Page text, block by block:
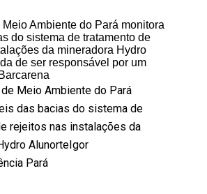
Meio Ambiente do Pará
das bacias do sistema de
rejeitos nas instalações da
AlunorteIgor
Pará